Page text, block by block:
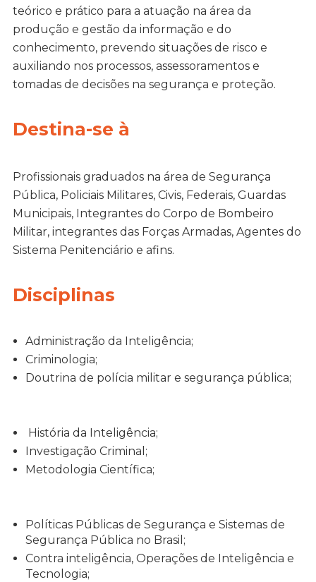
teórico e prático para a atuação na área da
produção e gestão da informação e do
conhecimento, prevendo situações de risco e
auxiliando nos processos, assessoramentos e
tomadas de decisões na segurança e proteção.
Destina-se à
Profissionais graduados na área de Segurança
Pública, Policiais Militares, Civis, Federais, Guardas
Municipais, Integrantes do Corpo de Bombeiro
Militar, integrantes das Forças Armadas, Agentes do
Sistema Penitenciário e afins.
Disciplinas
Administração da Inteligência;
Criminologia;
Doutrina de polícia militar e segurança pública;
História da Inteligência;
Investigação Criminal;
Metodologia Científica;
Políticas Públicas de Segurança e Sistemas de
Segurança Pública no Brasil;
Contra inteligência, Operações de Inteligência e
Tecnologia;